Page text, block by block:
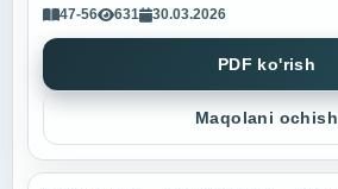
47-56 631 30.03.2026
PDF ko'rish
Maqolani ochish